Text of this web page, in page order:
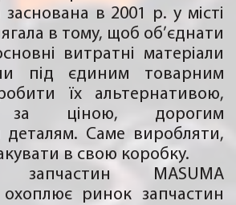
заснована в 2001 р. у місті
в тому, щоб об’єднати
витратні матеріали
під єдиним товарним
їх альтернативою,
за ціною, дорогим
деталям. Саме виробляти,
в свою коробку.
запчастин MASUMA
ринок запчастин